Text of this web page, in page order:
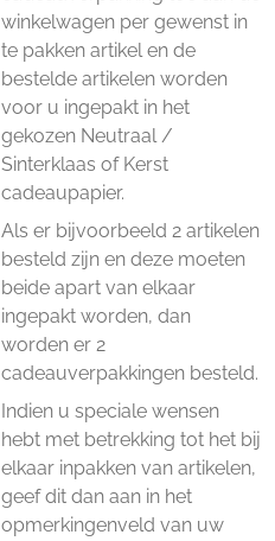
winkelwagen per gewenst in
te pakken artikel en de
bestelde artikelen worden
voor u ingepakt in het
gekozen Neutraal /
Sinterklaas of Kerst
cadeaupapier.
Als er bijvoorbeeld 2 artikelen
besteld zijn en deze moeten
beide apart van elkaar
ingepakt worden, dan
worden er 2
cadeauverpakkingen besteld.
Indien u speciale wensen
hebt met betrekking tot het bij
elkaar inpakken van artikelen,
geef dit dan aan in het
opmerkingenveld van uw